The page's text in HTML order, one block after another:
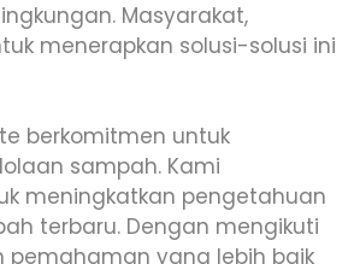
Masyarakat,
menerapkan solusi-solusi ini
berkomitmen untuk
sampah. Kami
meningkatkan pengetahuan
terbaru. Dengan mengikuti
pemahaman yang lebih baik